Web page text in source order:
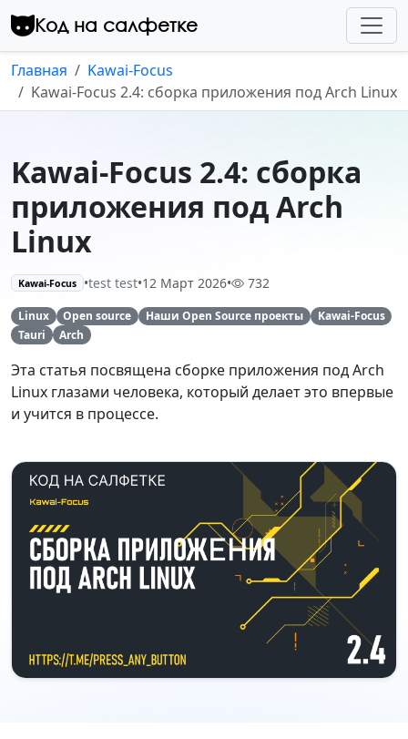
Перейти к контенту
Код на салфетке
Главная
Kawai-Focus
Kawai-Focus 2.4: сборка приложения под Arch Linux
Kawai-Focus 2.4: сборка
приложения под Arch
Linux
Kawai-Focus •test test•12 Март 2026• 732
Linux Open source Наши Open Source проекты
Kawai-Focus
Tauri
Arch
Эта статья посвящена сборке приложения под Arch
Linux глазами человека, который делает это впервые
и учится в процессе.